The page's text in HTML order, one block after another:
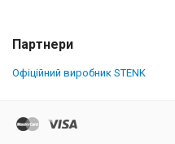
Партнери
Офіційний виробник STENK